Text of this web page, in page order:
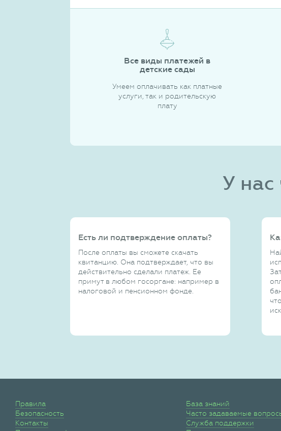
Все виды платежей в
детские сады
Умеем оплачивать как платные
услуги, так и родительскую
плату
У нас
Есть ли подтверждение оплаты?
После оплаты вы сможете скачать
квитанцию. Она подтверждает, что вы
действительно сделали платеж. Ее
примут в любом госоргане: например в
налоговой и пенсионном фонде.
Правила
Безопасность
Контакты
База знаний
Часто задаваемые
Служба поддержки